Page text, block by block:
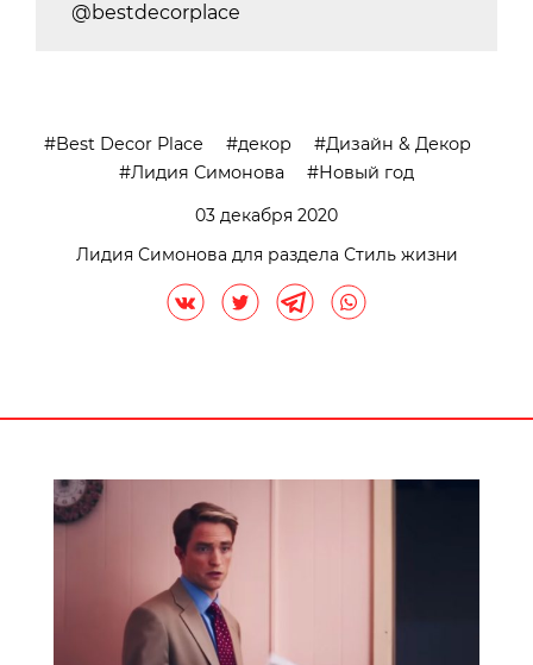
@bestdecorplace
Best Decor Place декор
Дизайн & Декор
Лидия Симонова
Новый год
03 декабря 2020
Лидия Симонова для раздела Стиль жизни